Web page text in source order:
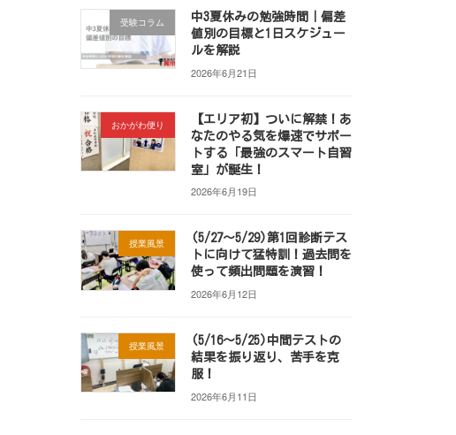
受験コラム
中3夏休みの勉強時間｜偏差
値別の目標と1日スケジュー
ルを解説
2026年6月21日
おかがわ便り
【エリア初】ついに解禁！あ
なたのやる気を爆速でサポー
トする「最強のスマート自習
室」が誕生！
2026年6月19日
授業風景
(5/27～5/29)第1回診断テス
トに向けて猛特訓！過去問を
使って頻出問題を演習！
2026年6月12日
授業風景
(5/16～5/25)中間テストの
結果を振り返り、苦手を克
服！
2026年6月11日